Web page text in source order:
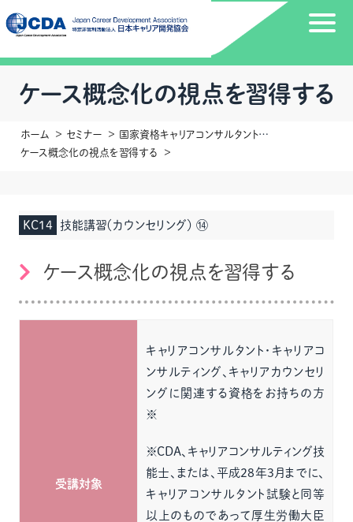
ケース概念化の視点を習得する
ホーム セミナー
国家資格キャリアコンサルタント更新講習
ケース概念化の視点を習得する
KC14 技能講習（カウンセリング） ⑭
ケース概念化の視点を習得する
受講対象
キャリアコンサルタント・キャリアコ
ンサルティング、キャリアカウンセリ
ングに関連する資格をお持ちの方
※
※CDA、キャリアコンサルティング技
能士、または、平成28年3月までに、
キャリアコンサルタント試験と同等
以上のものであって厚生労働大臣